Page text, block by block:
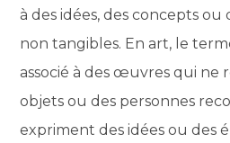
à des idées, des concepts
non tangibles. En art, le
associé à des œuvres qui ne
objets ou des personnes
expriment des idées ou des